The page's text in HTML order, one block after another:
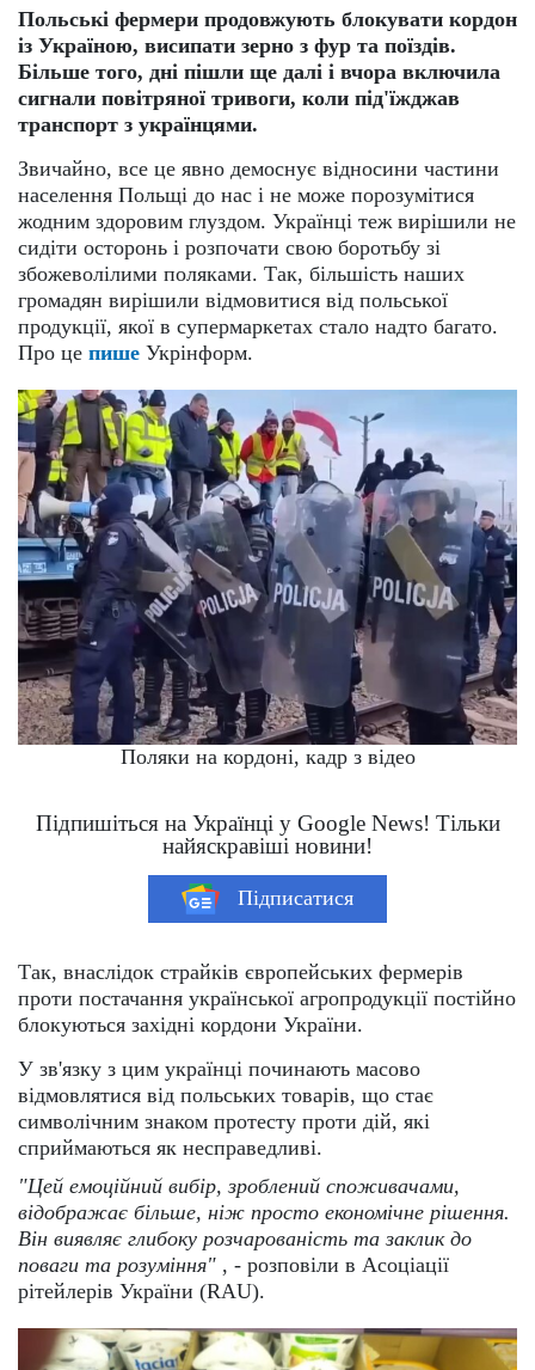
Польські фермери продовжують блокувати кордон
із Україною, висипати зерно з фур та поїздів.
Більше того, дні пішли ще далі і вчора включила
сигнали повітряної тривоги, коли під'їжджав
транспорт з українцями.
Звичайно, все це явно демоснує відносини частини
населення Польщі до нас і не може порозумітися
жодним здоровим глуздом. Українці теж вирішили не
сидіти осторонь і розпочати свою боротьбу зі
збожеволілими поляками. Так, більшість наших
громадян вирішили відмовитися від польської
продукції, якої в супермаркетах стало надто багато.
Про це пише Укрінформ.
Поляки на кордоні, кадр з відео
Підпишіться на Українці у Google News! Тільки
найяскравіші новини!
Підписатися
Так, внаслідок страйків європейських фермерів
проти постачання української агропродукції постійно
блокуються західні кордони України.
У зв'язку з цим українці починають масово
відмовлятися від польських товарів, що стає
символічним знаком протесту проти дій, які
сприймаються як несправедливі.
"Цей емоційний вибір, зроблений споживачами,
відображає більше, ніж просто економічне рішення.
Він виявляє глибоку розчарованість та заклик до
поваги та розуміння" , - розповіли в Асоціації
рітейлерів України (RAU).